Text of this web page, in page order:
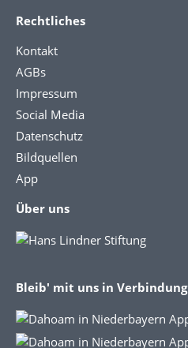
Rechtliches
Kontakt
AGBs
Impressum
Social Media
Datenschutz
Bildquellen
App
Über uns
Bleib' mit uns in Verbindung